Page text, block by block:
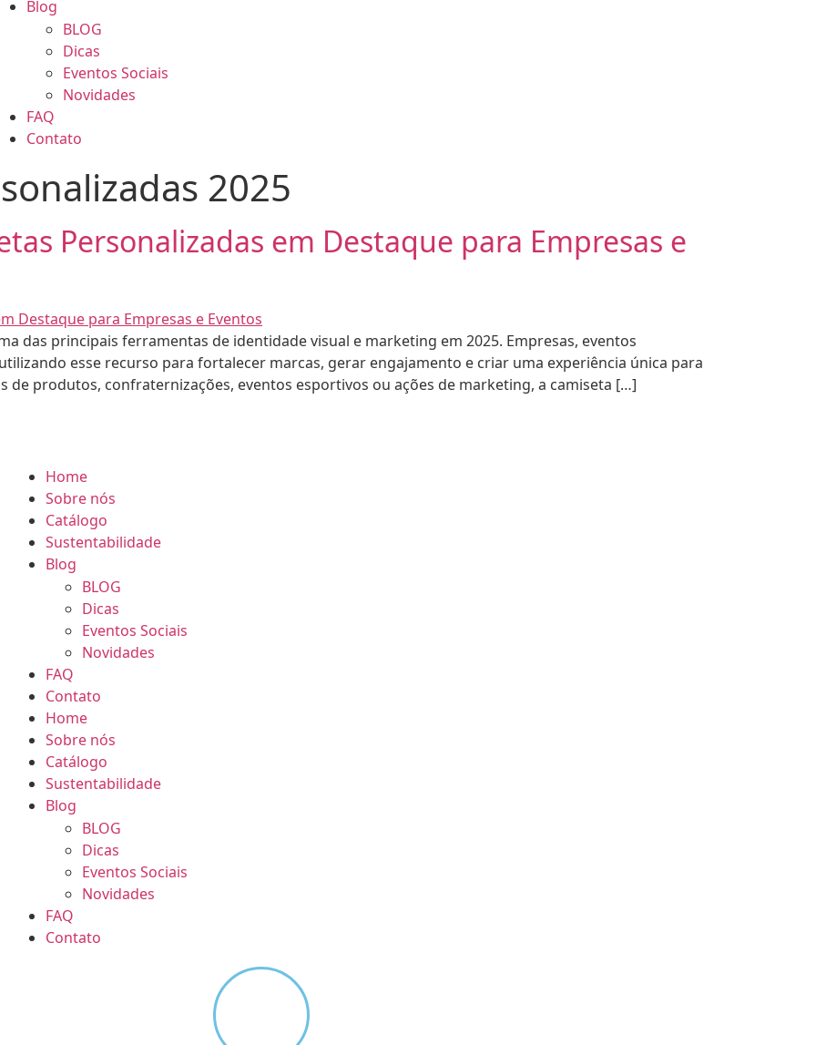
Blog
BLOG
Dicas
Eventos Sociais
Novidades
FAQ
Contato
2025
Personalizadas em Destaque para Empresas e
das principais ferramentas de identidade visual e marketing em 2025. Empresas, eventos
esse recurso para fortalecer marcas, gerar engajamento e criar uma experiência única para
de produtos, confraternizações, eventos esportivos ou ações de marketing, a camiseta […]
Home
Sobre nós
Catálogo
Sustentabilidade
Blog
BLOG
Dicas
Eventos Sociais
Novidades
FAQ
Contato
Home
Sobre nós
Catálogo
Sustentabilidade
Blog
BLOG
Dicas
Eventos Sociais
Novidades
FAQ
Contato